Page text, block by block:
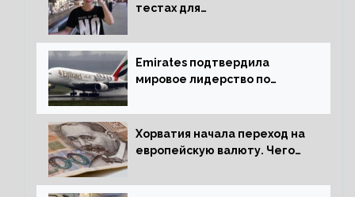
тестах для
Emirates подтвердила
мировое лидерство по
Хорватия начала переход на
европейскую валюту. Чего